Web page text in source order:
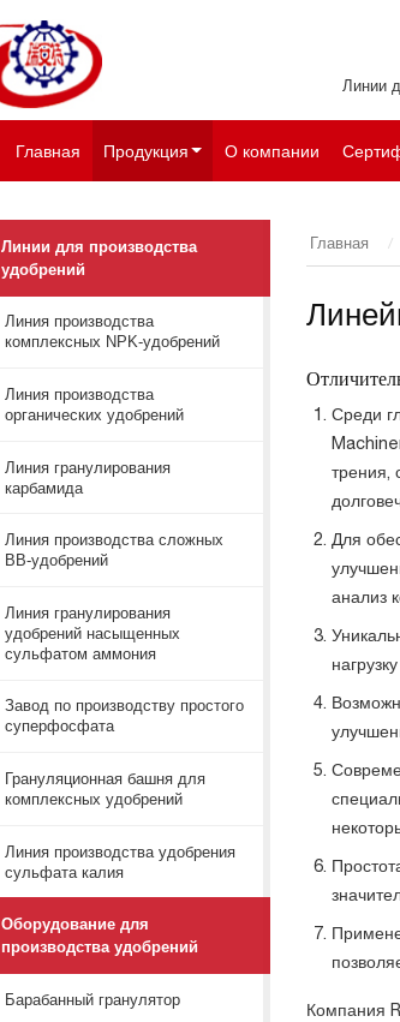
Линии
Главная Продукция О компании
Главная
Среди
трения,
Для
анализ
Компания
Линии для производства
удобрений
Линия производства
комплексных NPK-удобрений
Линия производства
органических удобрений
Линия гранулирования
карбамида
Линия производства сложных
ВВ-удобрений
Линия гранулирования
удобрений насыщенных
сульфатом аммония
Завод по производству простого
суперфосфата
Грануляционная башня для
комплексных удобрений
Линия производства удобрения
сульфата калия
Оборудование для
производства удобрений
Барабанный гранулятор